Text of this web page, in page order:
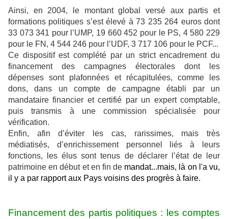
Ainsi, en 2004, le montant global versé aux partis et
formations politiques s’est élevé à 73 235 264 euros dont
33 073 341 pour l’UMP, 19 660 452 pour le PS, 4 580 229
pour le FN, 4 544 246 pour l’UDF, 3 717 106 pour le PCF...
Ce dispositif est complété par un strict encadrement du
financement des campagnes électorales dont les
dépenses sont plafonnées et récapitulées, comme les
dons, dans un compte de campagne établi par un
mandataire financier et certifié par un expert comptable,
puis transmis à une commission spécialisée pour
vérification.
Enfin, afin d’éviter les cas, rarissimes, mais très
médiatisés, d’enrichissement personnel liés à leurs
fonctions, les élus sont tenus de déclarer l’état de leur
patrimoine en début et en fin de mandat...mais, là on l'a vu,
il y a par rapport aux Pays voisins des progrès à faire.
Financement des partis politiques : les comptes